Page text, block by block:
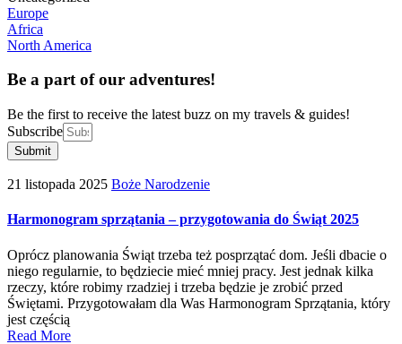
Europe
Africa
North America
Be a part of our adventures!
Be the first to receive the latest buzz on my travels & guides!
Subscribe
Submit
21 listopada 2025 Boże Narodzenie
Harmonogram sprzątania – przygotowania do Świąt 2025
Oprócz planowania Świąt trzeba też posprzątać dom. Jeśli dbacie o
niego regularnie, to będziecie mieć mniej pracy. Jest jednak kilka
rzeczy, które robimy rzadziej i trzeba będzie je zrobić przed
Świętami. Przygotowałam dla Was Harmonogram Sprzątania, który
jest częścią
Read More